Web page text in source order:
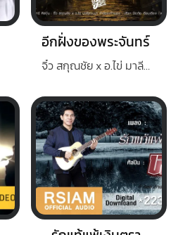
อีกฝั่งของพระจันทร์
จิ๋ว สกุณชัย x อ.ไข่ มาลีฮวนน่า